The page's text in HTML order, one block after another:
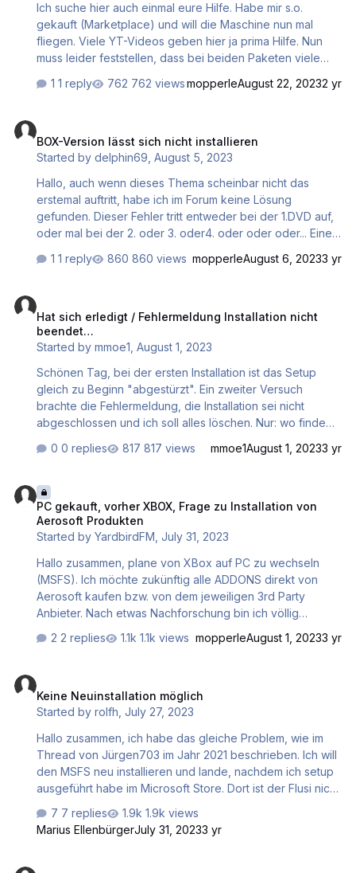
grüße aus Lübeck, doncharmi
Ich suche hier auch einmal eure Hilfe. Habe mir s.o.
gekauft (Marketplace) und will die Maschine nun mal
fliegen. Viele YT-Videos geben hier ja prima Hilfe. Nun
muss leider feststellen, dass bei beiden Paketen viele
Neuinstallation half hier nicht. Danke für eure Mühen!
1 reply 762 viewsmopperleAugust 22, 20232 yr
BOX-Version lässt sich nicht installieren
Started bydelphin69 ,August 5, 2023
Hallo, auch wenn dieses Thema scheinbar nicht das
erstemal auftritt, habe ich im Forum keine Lösung
gefunden. Dieser Fehler tritt entweder bei der 1.DVD auf,
oder mal bei der 2. oder 3. oder4. oder oder oder... Eine
mitgelieferten Key schon gemacht. Da steht nun auch
"Premium Deluxe Upgrade" downloaden, wenn ich den
"Standard Flugsimulator" auf meinem PC installiert und
registriert habe - was ja wegen des permanten
Installationsfehlers nicht geht. Entweder ich beko…
1 reply 860 views mopperleAugust 6, 20233 yr
Hat sich erledigt / Fehlermeldung Installation nicht
beendet…
Started bymmoe1 ,August 1, 2023
Schönen Tag, bei der ersten Installation ist das Setup
gleich zu Beginn "abgestürzt". Ein zweiter Versuch
brachte die Fehlermeldung, die Installation sei nicht
abgeschlossen und ich soll alles löschen. Nur: wo finde
und Features" gibt es keinen passenden Eintrag… Danke
AMD Ryzen 7 5800X AMD Radeon RX 6650 XT Acer
CB342CUR Monitor 34"
0 replies 817 views mmoe1August 1, 20233 yr
PC gekauft, vorher XBOX, Frage zu Installation von
Aerosoft Produkten
Started byYardbirdFM ,July 31, 2023
Hallo zusammen, plane von XBox auf PC zu wechseln
(MSFS). Ich möchte zukünftig alle ADDONS direkt von
Aerosoft kaufen bzw. von dem jeweiligen 3rd Party
Anbieter. Nach etwas Nachforschung bin ich völlig
MSFS (meine nicht Premium oder Deluxe). Es gibt die Box
Store Version. Dann gibts die XBOX app für PC, die man
aus dem Microsoft Store runterladen kann. Wie spielt das
ja Einschränkungen zu haben. Edit: Gerade noch gelesen
auf PC gib…
2 replies 1.1k views mopperleAugust 1, 20233 yr
Keine Neuinstallation möglich
Started byrolfh ,July 27, 2023
Hallo zusammen, ich habe das gleiche Problem, wie im
Thread von Jürgen703 im Jahr 2021 beschrieben. Ich will
den MSFS neu installieren und lande, nachdem ich setup
ausgeführt habe im Microsoft Store. Dort ist der Flusi nicht
bereits eingelöst erkannt. Muss er ja auch, schließlich
habe ich mit ihm im Februar 2023 das Programm aktiviert.
7 replies
1.9k views
Marius EllenbürgerJuly 31, 20233 yr